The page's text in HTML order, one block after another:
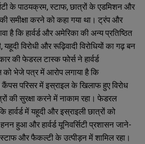
के पाठयक्रम, स्टाफ, छात्रों के एडमिशन और
की समीक्षा करने को कहा गया था। ट्रंप और
है कि हार्वर्ड और अमेरिका की अन्य प्रतिष्ठित
यहूदी विरोधी और रूढ़िवादी विरोधियों का गढ़ बन
की फेडरल टास्क फोर्स ने हार्वर्ड
को भेजे पत्र में आरोप लगाया है कि
कैंपस परिसर में इस्राइल के खिलाफ हुए विरोध
की सुरक्षा करने में नाकाम रहा। फेडरल
हार्वर्ड में यहूदी और इस्राइली छात्रों को
हुआ और हार्वर्ड यूनिवर्सिटी प्रशासन जाने-
और फैकल्टी के उत्पीड़न में शामिल रहा।